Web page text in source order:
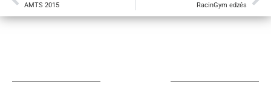
AMTS 2015 RacinGym edzés